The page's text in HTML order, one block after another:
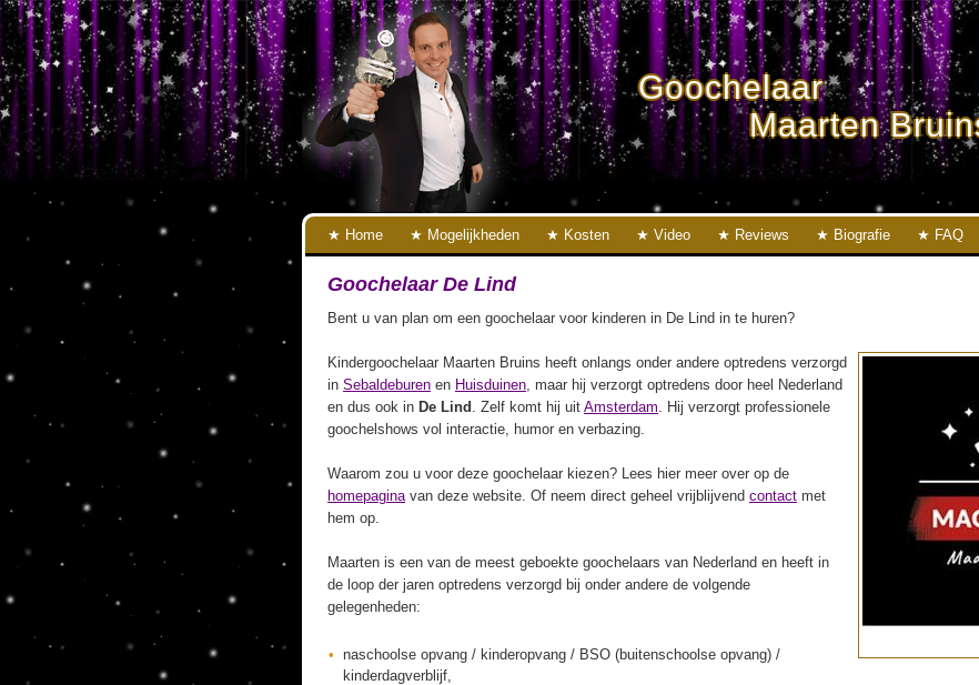
Goochelaar
Maarten
Home Mogelijkheden Kosten Video Reviews Biografie FAQ
Goochelaar De Lind
Bent u van plan om een goochelaar voor kinderen in De Lind in te huren?
Kindergoochelaar Maarten Bruins heeft onlangs onder andere optredens verzorgd
in Sebaldeburen en Huisduinen, maar hij verzorgt optredens door heel Nederland
en dus ook in De Lind . Zelf komt hij uit Amsterdam. Hij verzorgt professionele
goochelshows vol interactie, humor en verbazing.
Waarom zou u voor deze goochelaar kiezen? Lees hier meer over op de
homepaginavan deze website. Of neem direct geheel vrijblijvend contact met
hem op.
Maarten is een van de meest geboekte goochelaars van Nederland en heeft in
de loop der jaren optredens verzorgd bij onder andere de volgende
gelegenheden:
naschoolse opvang / kinderopvang / BSO (buitenschoolse opvang) /
kinderdagverblijf,